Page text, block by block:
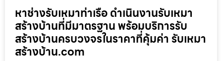
หาช่างรับเหมาท่าเรือ ดำเนินงานรับเหมา
สร้างบ้านที่มีมาตรฐาน พร้อมบริการรับ
สร้างบ้านครบวงจรในราคาที่คุ้มค่า รับเหมา
สร้างบ้าน.com